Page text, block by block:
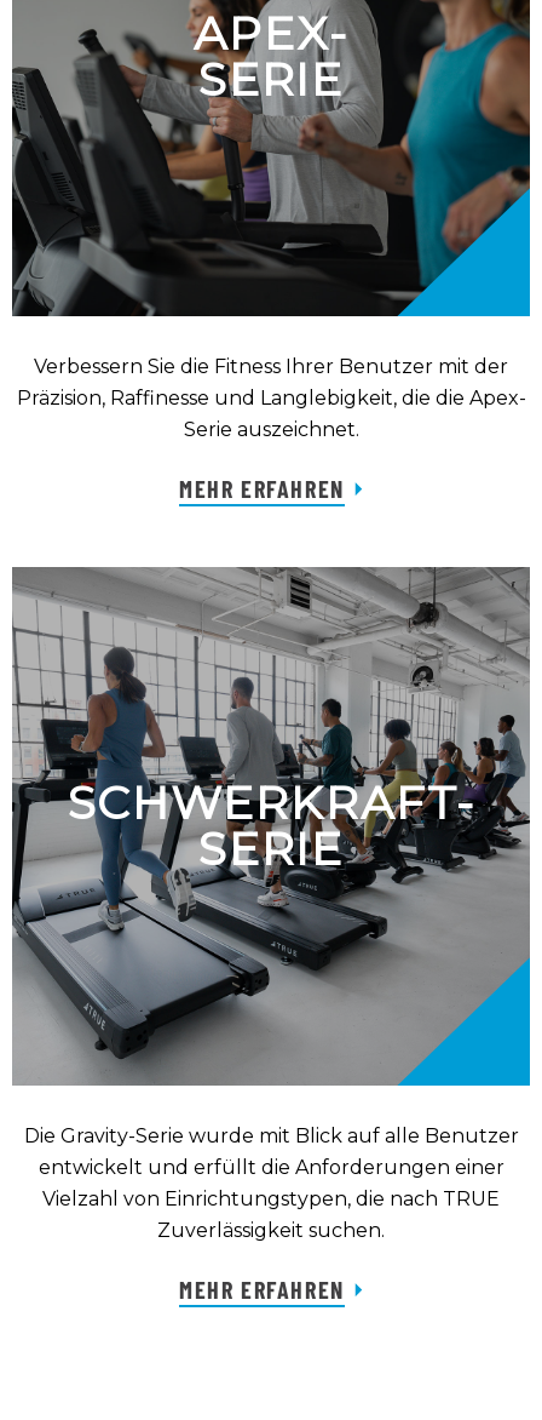
APEX-
SERIE
Verbessern Sie die Fitness Ihrer Benutzer mit der
Präzision, Raffinesse und Langlebigkeit, die die Apex-
Serie auszeichnet.
MEHR ERFAHREN
SCHWERKRAFT-
SERIE
Die Gravity-Serie wurde mit Blick auf alle Benutzer
entwickelt und erfüllt die Anforderungen einer
Vielzahl von Einrichtungstypen, die nach TRUE
Zuverlässigkeit suchen.
MEHR ERFAHREN